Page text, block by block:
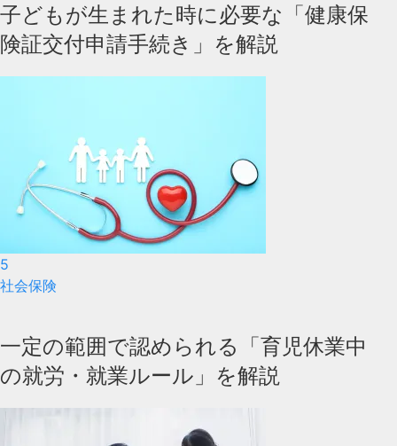
子どもが生まれた時に必要な「健康保
険証交付申請手続き」を解説
5
社会保険
一定の範囲で認められる「育児休業中
の就労・就業ルール」を解説